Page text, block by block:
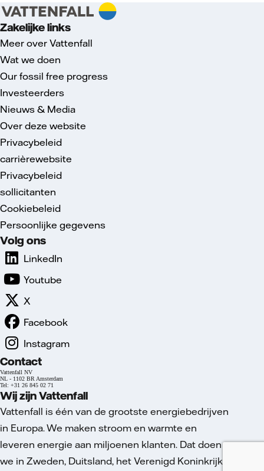
Zakelijke links
Meer over Vattenfall
Wat we doen
Our fossil free progress
Investeerders
Nieuws & Media
Over deze website
Privacybeleid
carrièrewebsite
Privacybeleid
sollicitanten
Cookiebeleid
Persoonlijke gegevens
Volg ons
LinkedIn
Youtube
X
Facebook
Instagram
Contact
Vattenfall NV
NL - 1102 BR Amsterdam
Tel: +31 26 845 02 71
Wij zijn Vattenfall
Vattenfall is één van de grootste energiebedrijven
in Europa. We maken stroom en warmte en
leveren energie aan miljoenen klanten. Dat doen
we in Zweden, Duitsland, het Verenigd Koninkrijk,